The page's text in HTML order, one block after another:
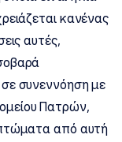
κανένας
αυτές,
συνεννόηση με
Πατρών,
από αυτή